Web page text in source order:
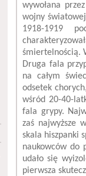
wywołana
wojny
1918-1919
śmiertelnością.
Druga fala
na całym
odsetek
wśród 20-40-
fala grypy.
zaś najwyższe
skala hiszpanki
naukowców do
udało się
pierwsza